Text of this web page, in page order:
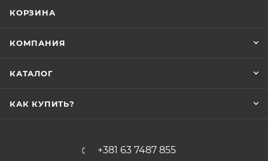
КОРЗИНА
КОМПАНИЯ
КАТАЛОГ
КАК КУПИТЬ?
+381 63 7487 855